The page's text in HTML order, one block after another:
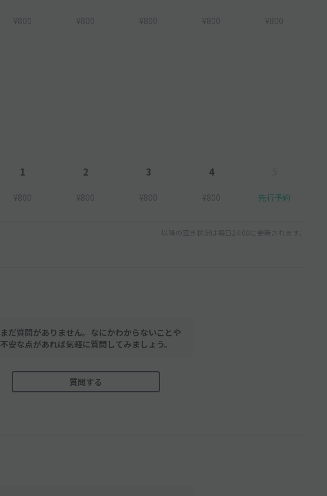
¥800 ¥800 ¥800 ¥800 ¥800
1
¥800
2
¥800
3
¥800
4
¥800 先行予約
以降の空き状況は毎日24:00に更新されます。
まだ質問がありません。なにかわからないことや
不安な点があれば気軽に質問してみましょう。
質問する